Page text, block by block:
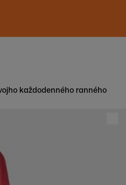
každodenného ranného